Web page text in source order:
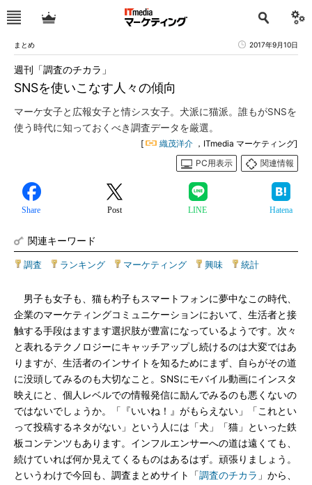
まとめ 2017年9月10日
SNSを使いこなす人々の傾向
週刊「調査のチカラ」
マーケ女子と広報女子と情シス女子。犬派に猫派。誰もがSNSを
使う時代に知っておくべき調査データを厳選。
[ 織茂洋介 ，ITmedia マーケティング]
PC用表示
関連情報
Share Post LINE Hatena
関連キーワード
調査 ランキング マーケティング 興味 統計
男子も女子も、猫も杓子もスマートフォンに夢中なこの時代、
企業のマーケティングコミュニケーションにおいて、生活者と接
触する手段はますます選択肢が豊富になっているようです。次々
と表れるテクノロジーにキャッチアップし続けるのは大変ではあ
りますが、生活者のインサイトを知るためにまず、自らがその道
に没頭してみるのも大切なこと。SNSにモバイル動画にインスタ
映えにと、個人レベルでの情報発信に励んでみるのも悪くないの
ではないでしょうか。「『いいね！』がもらえない」「これとい
って投稿するネタがない」という人には「犬」「猫」といった鉄
板コンテンツもあります。インフルエンサーへの道は遠くても、
続けていれば何か見えてくるものはあるはず。頑張りましょう。
というわけで今回も、調査まとめサイト「調査のチカラ 」から、